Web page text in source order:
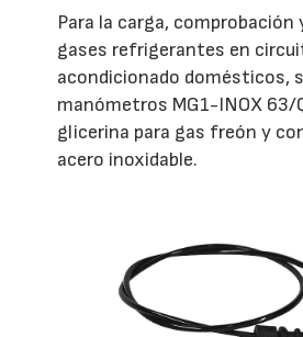
Para la carga, comprobación
gases refrigerantes en
acondicionado domésticos,
manómetros MG1-INOX 63/
glicerina para gas freón y
acero inoxidable.